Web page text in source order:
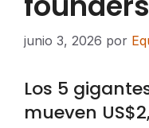
junio 3, 2026 por
Los 5
mueven